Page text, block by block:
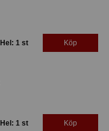
Hel: 1 st Köp
Hel: 1 st Köp